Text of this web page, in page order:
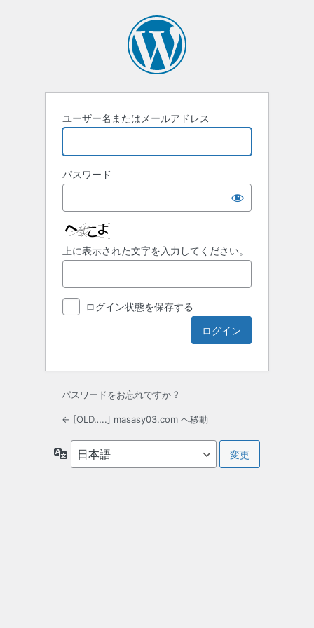
ユーザー名またはメールアドレス
パスワード
上に表示された文字を入力してください。
ログイン状態を保存する
パスワードをお忘れですか ?
← [OLD…..] masasy03.com へ移動
語